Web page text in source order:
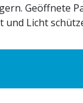
Geöffnete
und Licht